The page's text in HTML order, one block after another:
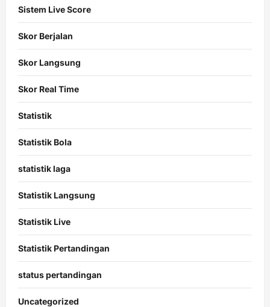
Sistem Live Score
Skor Berjalan
Skor Langsung
Skor Real Time
Statistik
Statistik Bola
statistik laga
Statistik Langsung
Statistik Live
Statistik Pertandingan
status pertandingan
Uncategorized